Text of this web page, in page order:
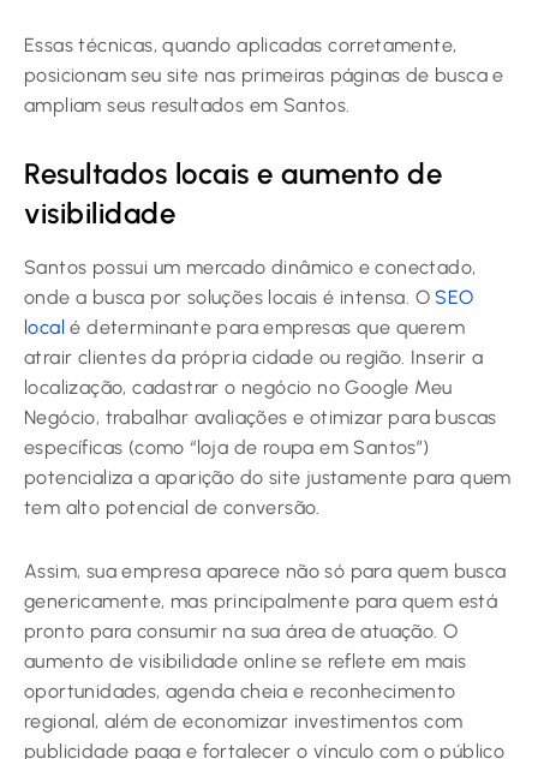
Essas técnicas, quando aplicadas corretamente,
posicionam seu site nas primeiras páginas de busca e
ampliam seus resultados em Santos.
Resultados locais e aumento de
visibilidade
Santos possui um mercado dinâmico e conectado,
onde a busca por soluções locais é intensa. O SEO
local é determinante para empresas que querem
atrair clientes da própria cidade ou região. Inserir a
localização, cadastrar o negócio no Google Meu
Negócio, trabalhar avaliações e otimizar para buscas
específicas (como “loja de roupa em Santos”)
potencializa a aparição do site justamente para quem
tem alto potencial de conversão.
Assim, sua empresa aparece não só para quem busca
genericamente, mas principalmente para quem está
pronto para consumir na sua área de atuação. O
aumento de visibilidade online se reflete em mais
oportunidades, agenda cheia e reconhecimento
regional, além de economizar investimentos com
publicidade paga e fortalecer o vínculo com o público